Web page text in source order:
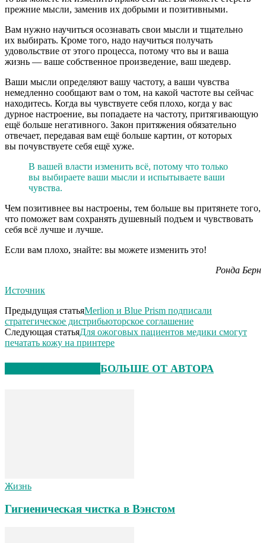
прежние мысли, заменив их добрыми и позитивными.
Вам нужно научиться осознавать свои мысли и тщательно
их выбирать. Кроме того, надо научиться получать
удовольствие от этого процесса, потому что вы и ваша
жизнь — ваше собственное произведение, ваш шедевр.
Ваши мысли определяют вашу частоту, а ваши чувства
немедленно сообщают вам о том, на какой частоте вы сейчас
находитесь. Когда вы чувствуете себя плохо, когда у вас
дурное настроение, вы попадаете на частоту, притягивающую
ещё больше негативного. Закон притяжения обязательно
отвечает, передавая вам ещё больше картин, от которых
вы почувствуете себя ещё хуже.
В вашей власти изменить всё, потому что только
вы выбираете ваши мысли и испытываете ваши
чувства.
Чем позитивнее вы настроены, тем больше вы притянете того,
что поможет вам сохранять душевный подъем и чувствовать
себя всё лучше и лучше.
Если вам плохо, знайте: вы можете изменить это!
Ронда Берн
Источник
Предыдущая статьяMerlion и Blue Prism подписали
стратегическое дистрибьюторское соглашение
Следующая статьяДля ожоговых пациентов медики смогут
печатать кожу на принтере
БОЛЬШЕ ОТ АВТОРА
Жизнь
Гигиеническая чистка в Вэнстом